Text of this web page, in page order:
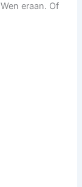
eraan. Of